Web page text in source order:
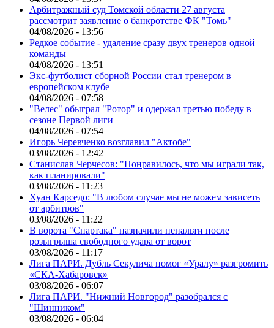
Арбитражный суд Томской области 27 августа
рассмотрит заявление о банкротстве ФК "Томь"
04/08/2026 - 13:56
Редкое событие - удаление сразу двух тренеров одной
команды
04/08/2026 - 13:51
Экс-футболист сборной России стал тренером в
европейском клубе
04/08/2026 - 07:58
"Велес" обыграл "Ротор" и одержал третью победу в
сезоне Первой лиги
04/08/2026 - 07:54
Игорь Черевченко возглавил "Актобе"
03/08/2026 - 12:42
Станислав Черчесов: "Понравилось, что мы играли так,
как планировали"
03/08/2026 - 11:23
Хуан Карседо: "В любом случае мы не можем зависеть
от арбитров"
03/08/2026 - 11:22
В ворота "Спартака" назначили пенальти после
розыгрыша свободного удара от ворот
03/08/2026 - 11:17
Лига ПАРИ. Дубль Секулича помог «Уралу» разгромить
«СКА-Хабаровск»
03/08/2026 - 06:07
Лига ПАРИ. "Нижний Новгород" разобрался с
"Шинником"
03/08/2026 - 06:04